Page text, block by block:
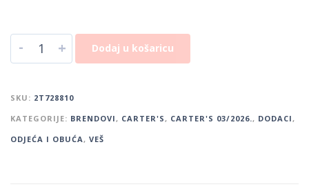
- + Dodaj u košaricu
SKU: 2T728810
KATEGORIJE: BRENDOVI, CARTER'S, CARTER'S 03/2026., DODACI,
ODJEĆA I OBUĆA, VEŠ